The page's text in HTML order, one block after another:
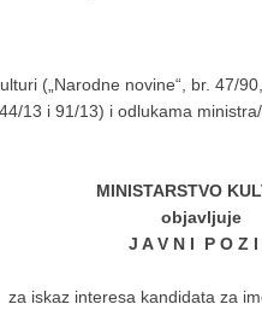
(„Narodne novine“, br. 47/
13 i 91/13) i odlukama
MINISTARSTVO
objavljuje
J A V N I P O Z I
za iskaz interesa kandidata za